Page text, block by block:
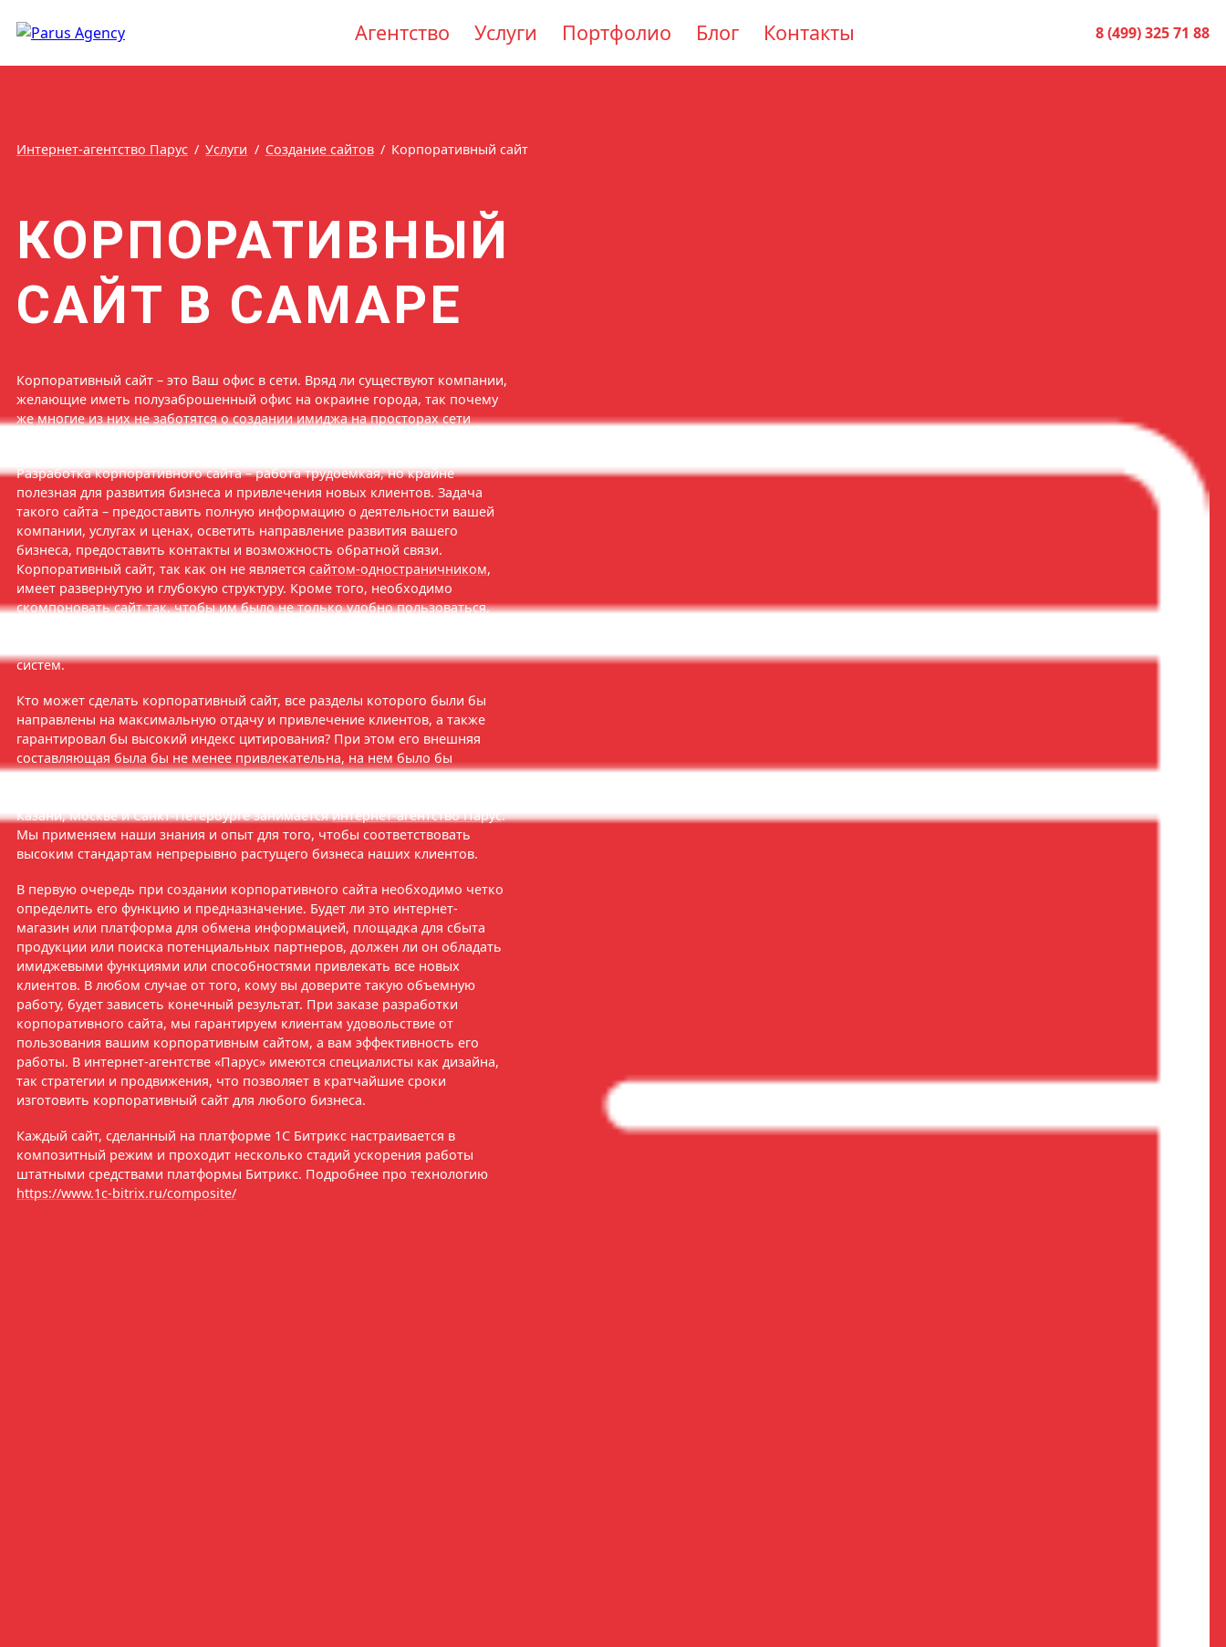
Агентство Услуги Портфолио Блог Контакты 8 (499) 325 71 88
Интернет-агентство Парус Услуги Создание сайтов Корпоративный сайт
КОРПОРАТИВНЫЙ
САЙТ В САМАРЕ
Корпоративный сайт – это Ваш офис в сети. Вряд ли существуют компании,
желающие иметь полузаброшенный офис на окраине города, так почему
же многие из них не заботятся о создании имиджа на просторах сети
Разработка корпоративного сайта – работа трудоемкая, но крайне
полезная для развития бизнеса и привлечения новых клиентов. Задача
такого сайта – предоставить полную информацию о деятельности вашей
компании, услугах и ценах, осветить направление развития вашего
бизнеса, предоставить контакты и возможность обратной связи.
Корпоративный сайт, так как он не является сайтом-одностраничником,
имеет развернутую и глубокую структуру. Кроме того, необходимо
скомпоновать сайт так, чтобы им было не только удобно пользоваться,
систем.
Кто может сделать корпоративный сайт, все разделы которого были бы
направлены на максимальную отдачу и привлечение клиентов, а также
гарантировал бы высокий индекс цитирования? При этом его внешняя
составляющая была бы не менее привлекательна, на нем было бы
приятно находиться и совершать покупки? Такая задача под силу только
Казани, Москве и Санкт-Петербурге занимаетсяинтернет-агентство Парус.
Мы применяем наши знания и опыт для того, чтобы соответствовать
высоким стандартам непрерывно растущего бизнеса наших клиентов.
В первую очередь при создании корпоративного сайта необходимо четко
определить его функцию и предназначение. Будет ли это интернет-
магазин или платформа для обмена информацией, площадка для сбыта
продукции или поиска потенциальных партнеров, должен ли он обладать
имиджевыми функциями или способностями привлекать все новых
клиентов. В любом случае от того, кому вы доверите такую объемную
работу, будет зависеть конечный результат. При заказе разработки
корпоративного сайта, мы гарантируем клиентам удовольствие от
пользования вашим корпоративным сайтом, а вам эффективность его
работы. В интернет-агентстве «Парус» имеются специалисты как дизайна,
так стратегии и продвижения, что позволяет в кратчайшие сроки
изготовить корпоративный сайт для любого бизнеса.
Каждый сайт, сделанный на платформе 1С Битрикс настраивается в
композитный режим и проходит несколько стадий ускорения работы
штатными средствами платформы Битрикс. Подробнее про технологию
https://www.1c-bitrix.ru/composite/